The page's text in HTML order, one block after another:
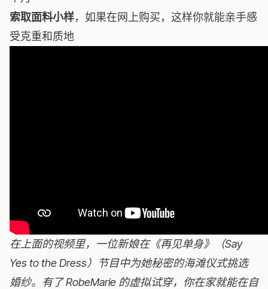
索取面料小样，如果在网上购买，这样你就能亲手感
受克重和质地
在上面的视频里，一位新娘在《再见单身》（Say
Yes to the Dress）节目中为她秘密的海滩仪式挑选
婚纱。有了RobeMarie 的虚拟试穿，你在家就能在自